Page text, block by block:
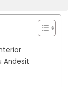
Andesit